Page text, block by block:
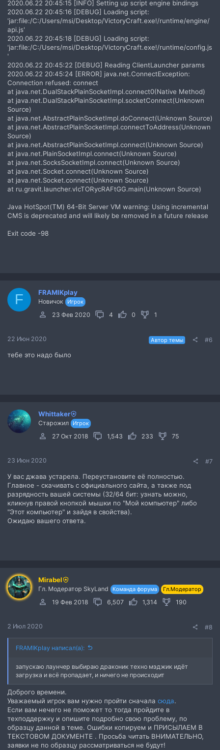
2020.06.22 20:45:15 [INFO] Setting up script engine bindings
2020.06.22 20:45:16 [DEBUG] Loading script:
'jar:file:/C:/Users/msi/Desktop/VictoryCraft.exe!/runtime/engine/
api.js'
2020.06.22 20:45:18 [DEBUG] Loading script:
'jar:file:/C:/Users/msi/Desktop/VictoryCraft.exe!/runtime/config.js
'
2020.06.22 20:45:22 [DEBUG] Reading ClientLauncher params
2020.06.22 20:45:24 [ERROR] java.net.ConnectException:
Connection refused: connect
at java.net.DualStackPlainSocketImpl.connect0(Native Method)
at java.net.DualStackPlainSocketImpl.socketConnect(Unknown
Source)
at java.net.AbstractPlainSocketImpl.doConnect(Unknown Source)
at java.net.AbstractPlainSocketImpl.connectToAddress(Unknown
Source)
at java.net.AbstractPlainSocketImpl.connect(Unknown Source)
at java.net.PlainSocketImpl.connect(Unknown Source)
at java.net.SocksSocketImpl.connect(Unknown Source)
at java.net.Socket.connect(Unknown Source)
at java.net.Socket.connect(Unknown Source)
at ru.gravit.launcher.vIcTORycRAFtGG.main(Unknown Source)
Java HotSpot(TM) 64-Bit Server VM warning: Using incremental
CMS is deprecated and will likely be removed in a future release
Exit code -98
F FRAMIKplay
Новичок Игрок
23 Фев 2020 4 0 1
22 Июн 2020 Автор темы #6
тебе это надо было
Whittaker
Старожил Игрок
27 Окт 2018 1,543 233 75
23 Июн 2020 #7
У вас джава устарела. Переустановите её полностью.
Главное - скачивать с официального сайта, а также под
разрядность вашей системы (32/64 бит: узнать можно,
кликнув правой кнопкой мышки по "Мой компьютер" либо
"Этот компьютер" и зайдя в свойства).
Ожидаю вашего ответа.
Mirabel
Гл. Модератор SkyLand Команда форума Гл.Модератор
19 Фев 2018 6,507 1,314 190
2 Июл 2020 #8
FRAMIKplay написал(а):
запускаю лаунчер выбираю драконик техно мэджик идёт
загрузка и всё пропадает, и ничего не происходит
Доброго времени.
Уважаемый игрок вам нужно пройти сначала сюда.
Если вам нечего не поможет то тогда пройдите в
техподдержку и опишите подробно свою проблему, по
образцу данной в теме. Ошибки копируем и ПРИСЫЛАЕМ В
ТЕКСТОВОМ ДОКУМЕНТЕ . Просьба читать ВНИМАТЕЛЬНО,
заявки не по образцу рассматриваться не будут!